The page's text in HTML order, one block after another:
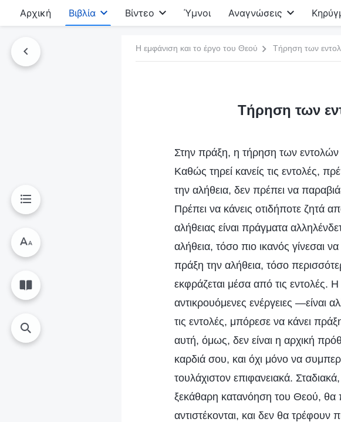
Αρχική Βιβλία Βίντεο Ύμνοι Αναγνώσεις
Η εμφάνιση και το έργο του Θεού Τήρηση των
Τήρηση των
Στην πράξη, η τήρηση των εντολών
Καθώς τηρεί κανείς τις εντολές,
την αλήθεια, δεν πρέπει να
Πρέπει να κάνεις οτιδήποτε ζητά
αλήθειας είναι πράγματα
αλήθεια, τόσο πιο ικανός γίνεσαι
πράξη την αλήθεια, τόσο
εκφράζεται μέσα από τις εντολές.
αντικρουόμενες ενέργειες
τις εντολές, μπόρεσε να κάνει
αυτή, όμως, δεν είναι η αρχική
καρδιά σου, και όχι μόνο να
τουλάχιστον επιφανειακά.
ξεκάθαρη κατανόηση του Θεού, θα
αντιστέκονται, και δεν θα τρέφουν